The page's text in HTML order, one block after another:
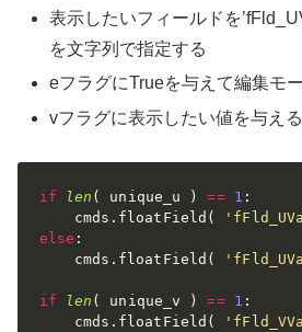
表示したいフィールドを
を文字列で指定する
eフラグにTrueを与えて編集モ
vフラグに表示したい値を与える
if len ( unique_u ) == 1 :
	cmds
. floatField (
else :
	cmds
. floatField (
if len ( unique_v ) == 1 :
	cmds
. floatField (